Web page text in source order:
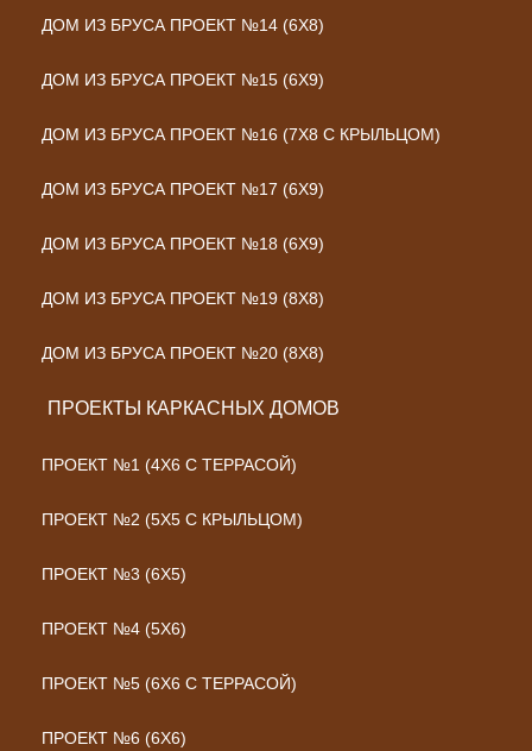
ДОМ ИЗ БРУСА ПРОЕКТ №14 (6Х8)
ДОМ ИЗ БРУСА ПРОЕКТ №15 (6Х9)
ДОМ ИЗ БРУСА ПРОЕКТ №16 (7Х8 С КРЫЛЬЦОМ)
ДОМ ИЗ БРУСА ПРОЕКТ №17 (6Х9)
ДОМ ИЗ БРУСА ПРОЕКТ №18 (6Х9)
ДОМ ИЗ БРУСА ПРОЕКТ №19 (8Х8)
ДОМ ИЗ БРУСА ПРОЕКТ №20 (8Х8)
ПРОЕКТЫ КАРКАСНЫХ ДОМОВ
ПРОЕКТ №1 (4Х6 С ТЕРРАСОЙ)
ПРОЕКТ №2 (5Х5 С КРЫЛЬЦОМ)
ПРОЕКТ №3 (6Х5)
ПРОЕКТ №4 (5Х6)
ПРОЕКТ №5 (6Х6 С ТЕРРАСОЙ)
ПРОЕКТ №6 (6Х6)